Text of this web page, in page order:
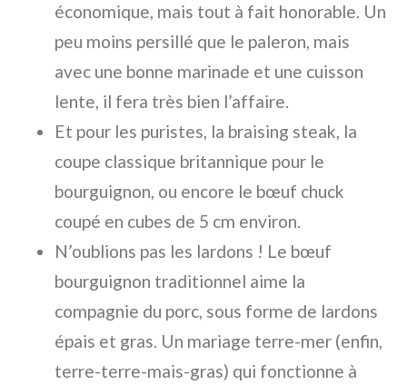
économique, mais tout à fait honorable. Un
peu moins persillé que le paleron, mais
avec une bonne marinade et une cuisson
lente, il fera très bien l’affaire.
Et pour les puristes, la braising steak, la
coupe classique britannique pour le
bourguignon, ou encore le bœuf chuck
coupé en cubes de 5 cm environ.
N’oublions pas les lardons ! Le bœuf
bourguignon traditionnel aime la
compagnie du porc, sous forme de lardons
épais et gras. Un mariage terre-mer (enfin,
terre-terre-mais-gras) qui fonctionne à